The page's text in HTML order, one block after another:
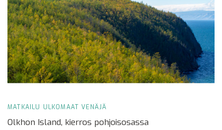
MATKAILU ULKOMAAT VENÄJÄ
Olkhon Island, kierros pohjoisosassa